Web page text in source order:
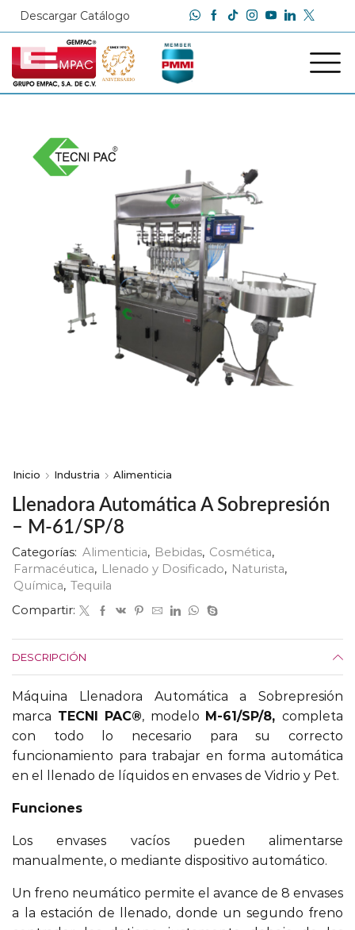
Descargar Catálogo
Inicio Industria Alimenticia
Llenadora Automática A Sobrepresión
– M-61/SP/8
Categorías: Alimenticia, Bebidas, Cosmética,
Farmacéutica, Llenado y Dosificado, Naturista,
Química, Tequila
Compartir:
DESCRIPCIÓN
Máquina Llenadora Automática a Sobrepresión
marca TECNI PAC®, modelo M-61/SP/8,completa
con todo lo necesario para su correcto
funcionamiento para trabajar en forma automática
en el llenado de líquidos en envases de Vidrio y Pet.
Funciones
Los envases vacíos pueden alimentarse
manualmente, o mediante dispositivo automático.
Un freno neumático permite el avance de 8 envases
a la estación de llenado, donde un segundo freno